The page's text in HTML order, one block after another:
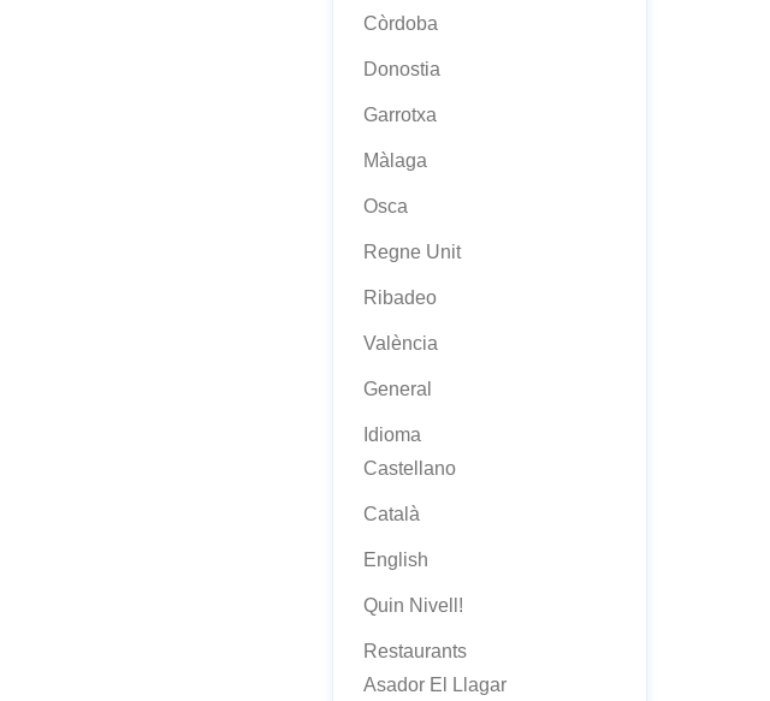
Còrdoba
Donostia
Garrotxa
Màlaga
Osca
Regne Unit
Ribadeo
València
General
Idioma
Castellano
Català
English
Quin Nivell!
Restaurants
Asador El Llagar